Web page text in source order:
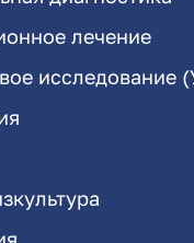
лечение
исследование